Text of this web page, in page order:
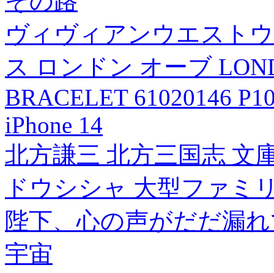
ヴィヴィアンウエスト
ス ロンドン オーブ
BRACELET 61020146
iPhone 14
北方謙三 北方三国志 文
ドウシシャ 大型ファミ
陛下、心の声がだだ漏
宇宙